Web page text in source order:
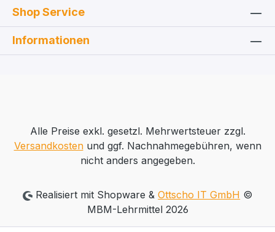
Shop Service
Informationen
Alle Preise exkl. gesetzl. Mehrwertsteuer zzgl.
Versandkostenund ggf. Nachnahmegebühren, wenn
nicht anders angegeben.
Realisiert mit Shopware &Ottscho IT GmbH ©
MBM-Lehrmittel 2026